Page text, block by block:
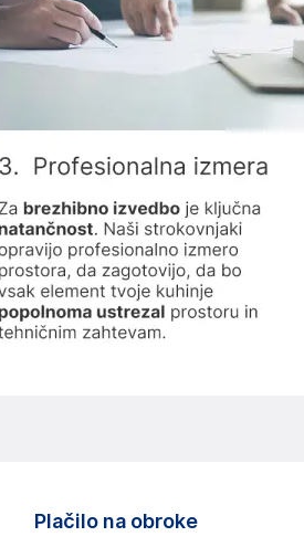
Plačilo na obroke